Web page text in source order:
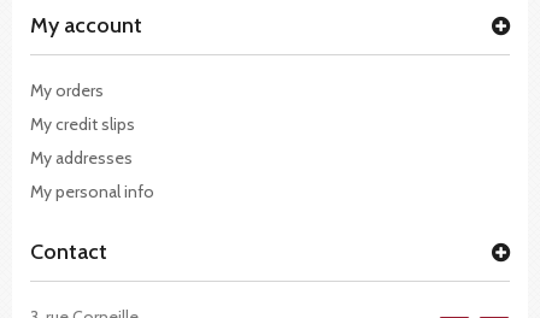
My account
My orders
My credit slips
My addresses
My personal info
Contact